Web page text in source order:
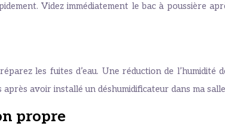
Videz immédiatement le bac à poussière
les fuites d’eau. Une réduction de l’humidité
avoir installé un déshumidificateur dans ma
propre